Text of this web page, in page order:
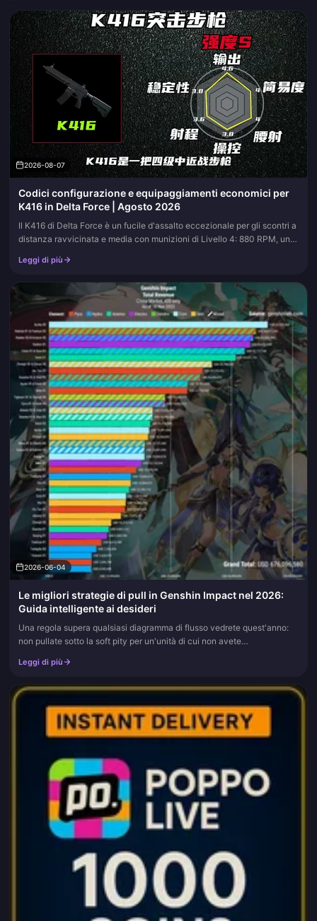
2026-08-07
Codici configurazione e equipaggiamenti economici per
K416 in Delta Force | Agosto 2026
Il K416 di Delta Force è un fucile d'assalto eccezionale per gli scontri a
distanza ravvicinata e media con munizioni di Livello 4: 880 RPM, un
componenti costosi. Questa pagina elenca i codici di importazione che
alle build di alto livello da circa ~350k, oltre a pro, contro e priorità
degli accessori. Aggiorniamo la pagina in base alle variazioni del
mercato dei componenti.
Leggi di più
2026-06-04
Le migliori strategie di pull in Genshin Impact nel 2026:
Guida intelligente ai desideri
Una regola supera qualsiasi diagramma di flusso vedrete quest'anno:
non pullate sotto la soft pity per un'unità di cui non avete
Leggi di più